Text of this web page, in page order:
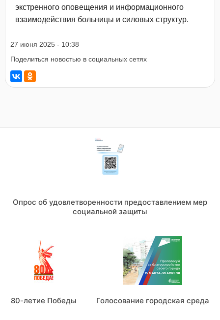
экстренного оповещения и информационного
взаимодействия больницы и силовых структур.
27 июня 2025 - 10:38
Поделиться новостью в социальных сетях
Опрос об удовлетворенности предоставлением мер
социальной защиты
80-летие Победы Голосование городская среда